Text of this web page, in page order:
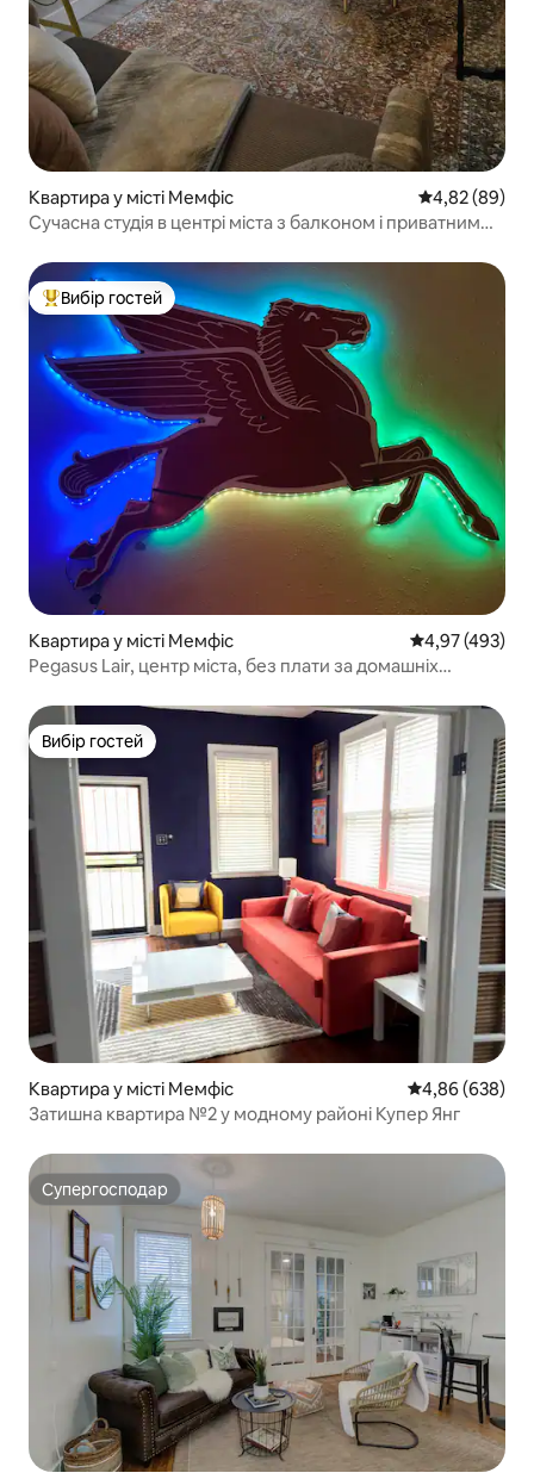
Квартира у місті Мемфіс Середня
4,82 (89)
Сучасна студія в центрі міста з балконом і приватним
Топ вибір гостей
Вибір гостей
Квартира у місті Мемфіс Середня
4,97 (493)
Pegasus Lair, центр міста, без плати за домашніх
Вибір гостей
Вибір гостей
Квартира у місті Мемфіс Середня
4,86 (638)
Затишна квартира №2 у модному районі Купер Янг
Супергосподар
Супергосподар